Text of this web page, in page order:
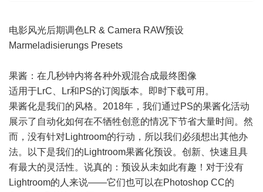
电影风光后期调色LR & Camera RAW预设
Marmeladisierungs Presets
果酱：在几秒钟内将各种外观混合成最终图像
适用于LrC、Lr和PS的订阅版本。即时下载可用。
果酱化是我们的风格。2018年，我们通过PS的果酱化活动
展示了自动化如何在不牺牲创意的情况下节省大量时间。然
而，没有针对Lightroom的行动，所以我们必须想出其他办
法。以下是我们的Lightroom果酱化预设。创新、快速且具
有最大的灵活性。说真的：预设从未如此有趣！对于没有
Lightroom的人来说——它们也可以在Photoshop CC的